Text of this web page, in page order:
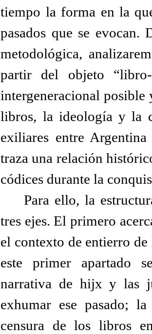
tiempo la forma en la
pasados que se evocan.
metodológica,
partir del objeto
intergeneracional posible
libros, la ideología y la
exiliares entre
traza una relación
códices durante la
Para ello, la
tres ejes. El primero
el contexto de entierro
este primer apartado
narrativa de hijx y las
exhumar ese pasado;
censura de los libros